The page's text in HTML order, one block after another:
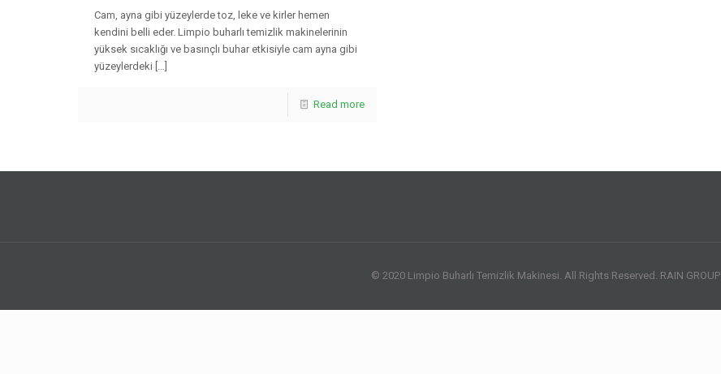
Cam, ayna gibi yüzeylerde toz, leke ve kirler hemen
kendini belli eder. Limpio buharlı temizlik makinelerinin
yüksek sıcaklığı ve basınçlı buhar etkisiyle cam ayna gibi
yüzeylerdeki […]
Read more
© 2020 Limpio Buharlı Temizlik Makinesi. All Rights Reserved. RAIN GROUP